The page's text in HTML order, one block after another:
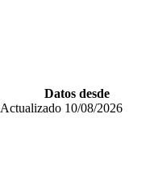
Datos desde
Actualizado 10/08/2026